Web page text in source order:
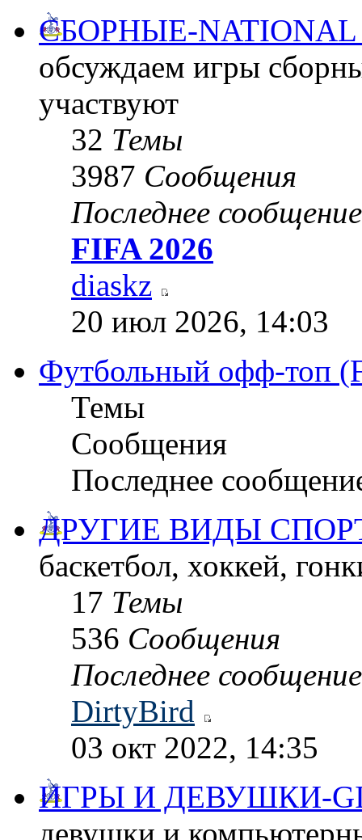
СБОРНЫЕ-NATIONAL
обсуждаем игры
участвуют
32 Темы
3987 Сообщения
Последнее сообщение
FIFA 2026
diaskz
20 июл 2026, 14:03
Футбольный офф-топ
Темы
Сообщения
Последнее
ДРУГИЕ ВИДЫ
баскетбол, хоккей,
17 Темы
536 Сообщения
Последнее сообщение
DirtyBird
03 окт 2022, 14:35
ИГРЫ И ДЕВУШКИ-